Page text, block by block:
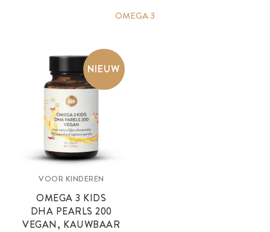
OMEGA 3
NIEUW
VOOR KINDEREN
OMEGA 3 KIDS
DHA PEARLS 200
VEGAN, KAUWBAAR